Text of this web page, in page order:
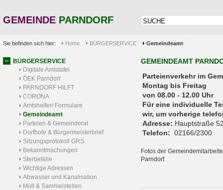
GEMEINDE PARNDORF
Sie befinden sich hier: Home BÜRGERSERVICE Gemeindeamt
BÜRGERSERVICE
Digitale Amtstafel
ÖEK Parndorf
PARNDORF HILFT
CORONA
Amtshelfer/ Formulare
Gemeindeamt
Parteien & Gemeinderat
Dorfbote & Bürgermeisterbrief
Sitzungsprotokoll GRS
Bekanntmachungen
Sterbefälle
Wichtige Adressen
Abwasser und Kanalisation
Müll & Sammelstellen
GEMEINDEAMT
Parteienverkehr
Montag bis Freitag
von 08.00 - 12.00 Uhr
Für eine individuelle
wir, um vorherige
Adresse: Hauptstraße
Telefon: 02166/2300
Fotos der
Parndorf.